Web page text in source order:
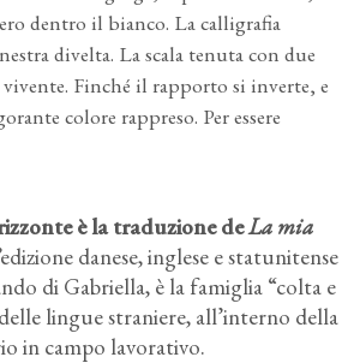
dentro il bianco. La calligrafia
divelta. La scala tenuta con due
Finché il rapporto si inverte, e
colore rappreso. Per essere
è la traduzione deLa mia
danese, inglese e statunitense
di Gabriella, è la famiglia “colta e
lingue straniere, all’interno della
in campo lavorativo.